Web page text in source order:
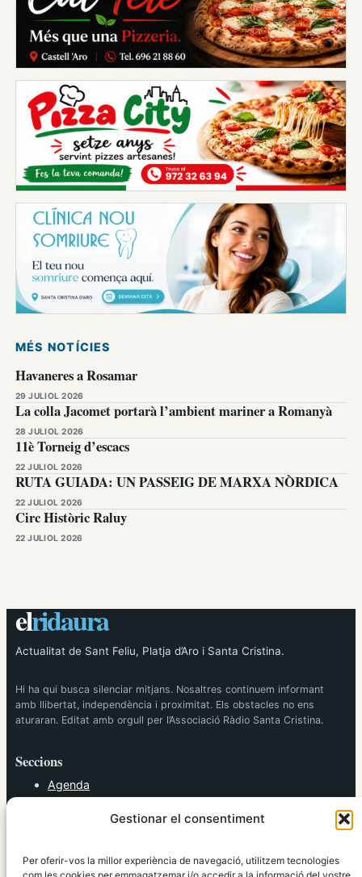
Gestionar el consentiment
Per oferir-vos la millor experiència de navegació, utilitzem tecnologies
MÉS NOTÍCIES
Havaneres a Rosamar
29 JULIOL 2026
La colla Jacomet portarà l’ambient mariner a Romanyà
28 JULIOL 2026
11è Torneig d’escacs
22 JULIOL 2026
RUTA GUIADA: UN PASSEIG DE MARXA NÒRDICA
22 JULIOL 2026
Circ Històric Raluy
22 JULIOL 2026
elridaura
Actualitat de Sant Feliu, Platja d’Aro i Santa Cristina.
Hi ha qui busca silenciar mitjans. Nosaltres continuem informant
amb llibertat, independència i proximitat. Els obstacles no ens
aturaran. Editat amb orgull per l’Associació Ràdio Santa Cristina.
Seccions
Agenda
Política
Societat